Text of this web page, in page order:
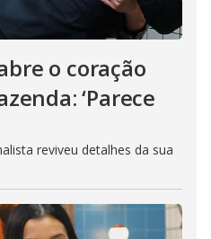
o coração
‘Parece
reviveu detalhes da sua